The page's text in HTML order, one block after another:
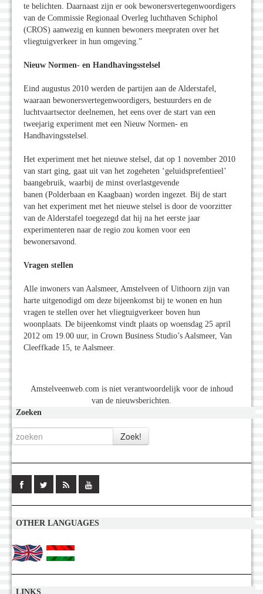
te belichten. Daarnaast zijn er ook bewonersvertegenwoordigers
van de Commissie Regionaal Overleg luchthaven Schiphol
(CROS) aanwezig en kunnen bewoners meepraten over het
vliegtuigverkeer in hun omgeving.”
Nieuw Normen- en Handhavingsstelsel
Eind augustus 2010 werden de partijen aan de Alderstafel,
waaraan bewonersvertegenwoordigers, bestuurders en de
luchtvaartsector deelnemen, het eens over de start van een
tweejarig experiment met een Nieuw Normen- en
Handhavingsstelsel.
Het experiment met het nieuwe stelsel, dat op 1 november 2010
van start ging, gaat uit van het zogeheten ‘geluidsprefentieel’
baangebruik, waarbij de minst overlastgevende
banen (Polderbaan en Kaagbaan) worden ingezet. Bij de start
van het experiment met het nieuwe stelsel is door de voorzitter
van de Alderstafel toegezegd dat hij na het eerste jaar
experimenteren naar de regio zou komen voor een
bewonersavond.
Vragen stellen
Alle inwoners van Aalsmeer, Amstelveen of Uithoorn zijn van
harte uitgenodigd om deze bijeenkomst bij te wonen en hun
vragen te stellen over het vliegtuigverkeer boven hun
woonplaats. De bijeenkomst vindt plaats op woensdag 25 april
2012 om 19.00 uur, in Crown Business Studio’s Aalsmeer, Van
Cleeffkade 15, te Aalsmeer.
Amstelveenweb.com is niet verantwoordelijk voor de inhoud
van de nieuwsberichten.
Zoeken
OTHER LANGUAGES
LINKS